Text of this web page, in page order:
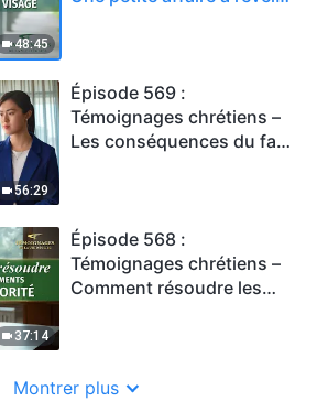
48:45
56:29
Épisode 569 :
Témoignages chrétiens –
Les conséquences du fait
37:14
Épisode 568 :
Témoignages chrétiens –
Comment résoudre les
Montrer plus